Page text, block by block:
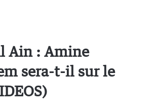
Ain : Amine
sera-t-il sur le